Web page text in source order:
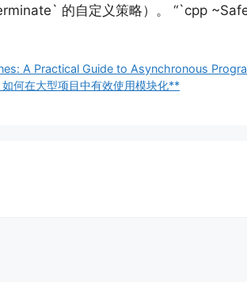
的自定义策略）。 “`cpp
A Practical Guide to Asynchronous
何在大型项目中有效使用模块化**